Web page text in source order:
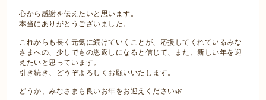
心から感謝を伝えたいと思います。
本当にありがとうございました。
これからも長く元気に続けていくことが、応援してくれているみな
さまへの、少しでもの恩返しになると信じて、また、新しい年を迎
えたいと思っています。
引き続き、どうぞよろしくお願いいたします。
どうか、みなさまも良いお年をお迎えください🌿